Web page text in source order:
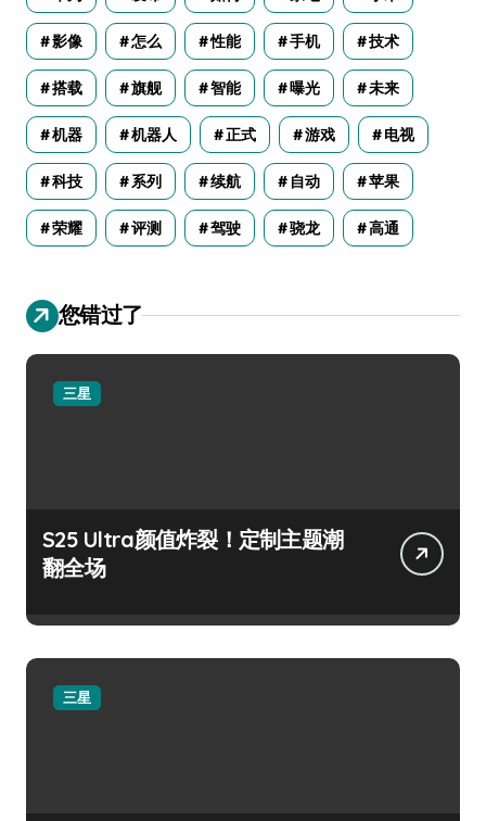
影像 怎么 性能 手机 技术
搭载 旗舰 智能 曝光 未来
机器 机器人 正式 游戏 电视
科技 系列 续航 自动 苹果
荣耀 评测 驾驶 骁龙 高通
您错过了
三星
S25 Ultra颜值炸裂！定制主题潮
翻全场
三星